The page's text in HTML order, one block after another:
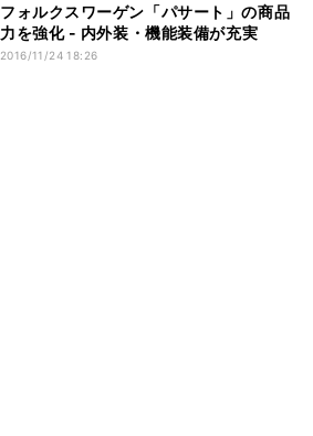
フォルクスワーゲン「パサート」の商品
力を強化 - 内外装・機能装備が充実
2016/11/24 18:26